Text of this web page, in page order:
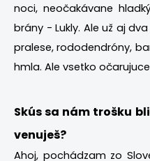
noci, neočakávane
brány - Lukly. Ale už aj
pralese, rododendróny,
hmla. Ale vsetko
Skús sa nám trošku
venuješ?
Ahoj, pochádzam zo